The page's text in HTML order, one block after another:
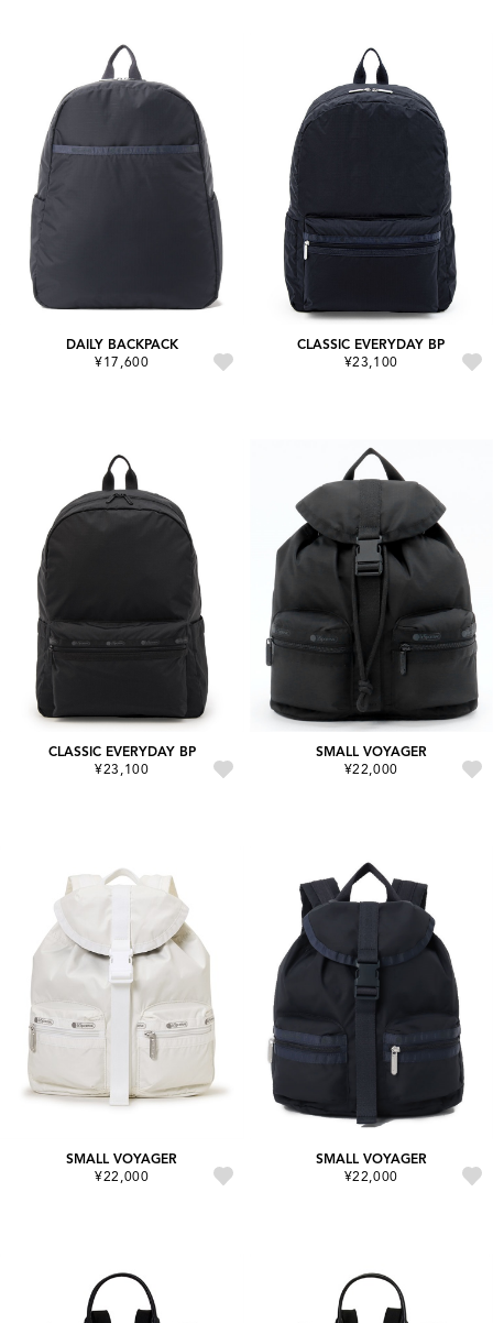
DAILY BACKPACK
¥17,600
CLASSIC EVERYDAY BP
¥23,100
CLASSIC EVERYDAY BP
¥23,100
SMALL VOYAGER
¥22,000
SMALL VOYAGER
¥22,000
SMALL VOYAGER
¥22,000